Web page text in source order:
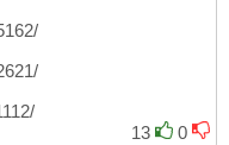
13
0